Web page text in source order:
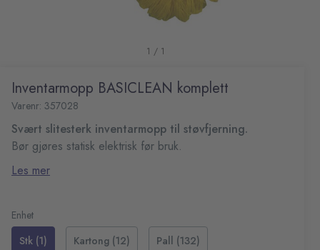
1 / 1
Inventarmopp BASICLEAN komplett
Varenr: 357028
Svært slitesterk inventarmopp til støvfjerning.
Bør gjøres statisk elektrisk før bruk.
Materiale: 100 % akryl
Les mer
Enhet
Stk (1)
Kartong (12) Pall (132)